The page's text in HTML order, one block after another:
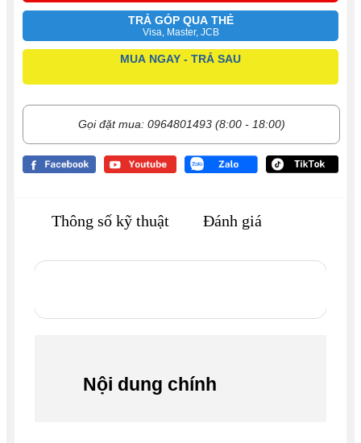
TRẢ GÓP QUA THẺ
Visa, Master, JCB
MUA NGAY - TRẢ SAU
Gọi đặt mua: 0964801493 (8:00 - 18:00)
Thông số kỹ thuật Đánh giá
Nội dung chính